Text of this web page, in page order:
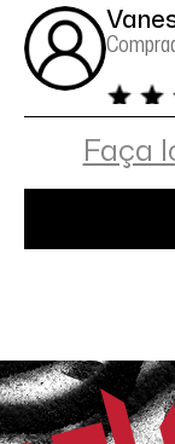
16/12/
Curitiba
O
Faça